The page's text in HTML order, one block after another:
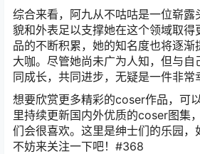
综合来看，阿九从不咕咕是一位崭露
貌和外表足以支撑她在这个领域取得
品的不断积累，她的知名度也将逐渐
大咖。尽管她尚未广为人知，但与自
同成长，共同进步，无疑是一件非常
想要欣赏更多精彩的coser作品，可
里持续更新国内外优质的coser图集
们会很喜欢。这里是绅士们的乐园，
不妨来关注一下吧！#368